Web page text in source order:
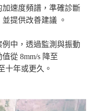
加速度頻譜，準確診斷
並提供改善建議 。
例中，透過監測與振動
值從 8mm/s 降至
十年或更久。